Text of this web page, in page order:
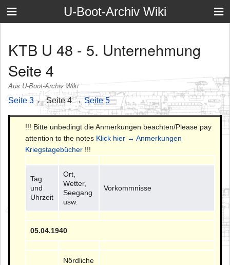
U-Boot-Archiv Wiki
KTB U 48 - 5. Unternehmung
Seite 4
Aus U-Boot-Archiv Wiki
Seite 3 ← Seite 4 → Seite 5
!!! Bitte unbedingt die Anmerkungen beachten/Please pay
attention to the notes Klick hier → Anmerkungen
Kriegstagebücher !!!
Tag
und
Uhrzeit
Ort,
Wetter,
Seegang
usw.
Vorkommnisse
05.04.1940
Nördliche